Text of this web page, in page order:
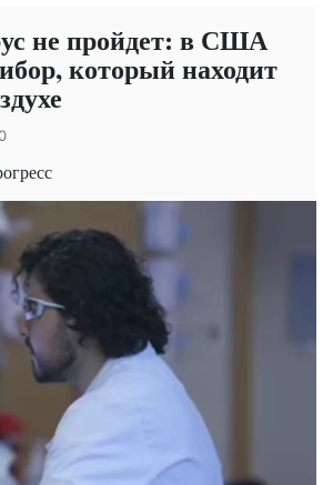
не пройдет: в США
который находит